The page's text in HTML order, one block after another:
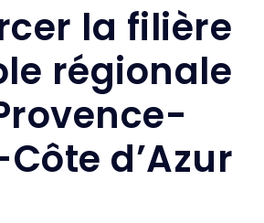
la filière
régionale
d’Azur